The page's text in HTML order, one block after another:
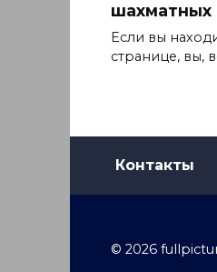
шахматных
Если вы
странице, вы,
Контакты
© 2026